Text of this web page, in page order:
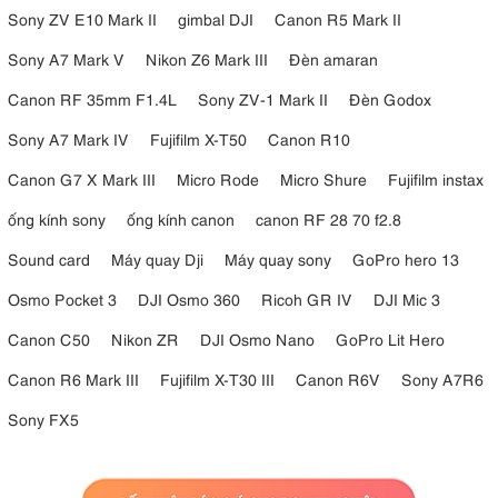
dải nhạy sáng ISO từ 100-6400, cho ra những bức ảnh sắc nét và chi
tiết trong nhiều điều kiện ánh sáng khác nhau.
4.5. Định dạng RAW (NRW) dành cho ảnh tĩnh
định dạng tệp RAW (NRW), giữ nguyên tất cả các cài đặt gốc để
Sony ZV E10 Mark II
gimbal DJI
Canon R5 Mark II
Sony A7 Mark V
Nikon Z6 Mark III
Đèn amaran
Canon RF 35mm F1.4L
Sony ZV-1 Mark II
Đèn Godox
Sony A7 Mark IV
Fujifilm X-T50
Canon R10
Canon G7 X Mark III
Micro Rode Micro Shure
Fujifilm instax
ống kính sony
ống kính canon
canon RF 28 70 f2.8
Sound card
Máy quay Dji Máy quay sony
GoPro hero 13
Osmo Pocket 3
DJI Osmo 360 Ricoh GR IV
DJI Mic 3
Canon C50
Nikon ZR DJI Osmo Nano
GoPro Lit Hero
Canon R6 Mark III
Fujifilm X-T30 III Canon R6V
Sony A7R6
Sony FX5